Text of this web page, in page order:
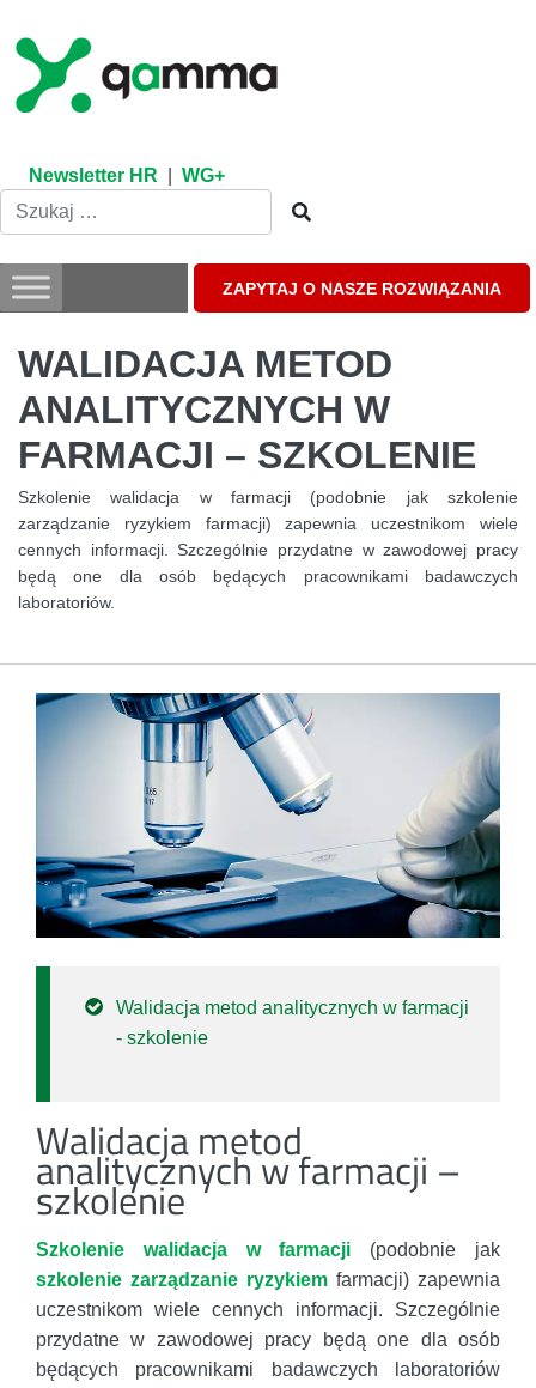
content
Newsletter HR WG+
ZAPYTAJ O NASZE ROZWIĄZANIA
WALIDACJA METOD
ANALITYCZNYCH W
FARMACJI – SZKOLENIE
Szkolenie walidacja w farmacji (podobnie jak szkolenie
zarządzanie ryzykiem farmacji) zapewnia uczestnikom wiele
cennych informacji. Szczególnie przydatne w zawodowej pracy
będą one dla osób będących pracownikami badawczych
laboratoriów.
Walidacja metod analitycznych w farmacji
- szkolenie
Walidacja metod
analitycznych w farmacji –
szkolenie
Szkolenie walidacja w farmacji (podobnie jak
szkolenie zarządzanie ryzykiem farmacji) zapewnia
uczestnikom wiele cennych informacji. Szczególnie
przydatne w zawodowej pracy będą one dla osób
będących pracownikami badawczych laboratoriów